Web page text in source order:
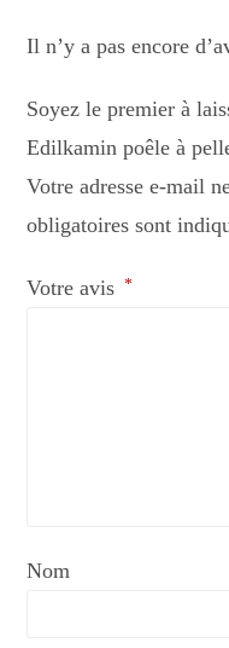
Il n’y a pas encore
Soyez le premier à
Edilkamin poêle à
Votre adresse e-mail
obligatoires sont
Votre avis *
Nom